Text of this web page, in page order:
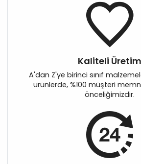
Kaliteli Üretim
A'dan Z'ye birinci sınıf
ürünlerde, %100 müşteri
önceliğimizdir.